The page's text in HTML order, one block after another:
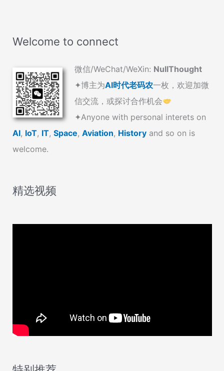
Welcome to connect
微信/WeChat/WeXin: NullThought
✦博主为AI时代老码农一枚，欢迎加微
信交流，或探讨合作机会
✦Anyone with personal interets on
AI, IoT, IT, Space, Aviation, History and so on is
welcome.
精选视频